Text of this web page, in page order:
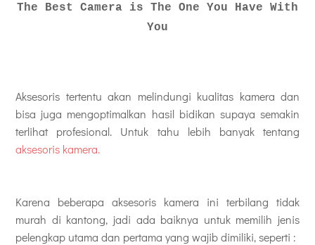
The Best Camera is The One You Have With
You
Aksesoris tertentu akan melindungi kualitas kamera dan
bisa juga mengoptimalkan hasil bidikan supaya semakin
terlihat profesional. Untuk tahu lebih banyak tentang
aksesoris kamera.
Karena beberapa aksesoris kamera ini terbilang tidak
murah di kantong, jadi ada baiknya untuk memilih jenis
pelengkap utama dan pertama yang wajib dimiliki, seperti :